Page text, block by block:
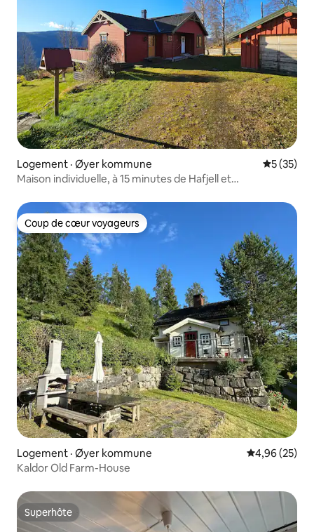
Logement · Øyer kommune Note
5 (35)
Maison individuelle, à 15 minutes de Hafjell et
Coup de cœur voyageurs
Coup de cœur voyageurs
Logement · Øyer kommune Note
4,96 (25)
Kaldor Old Farm-House
Superhôte
Superhôte